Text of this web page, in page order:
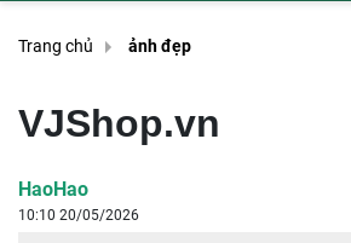
Trang chủ ảnh đẹp
VJShop.vn
HaoHao
10:10 20/05/2026